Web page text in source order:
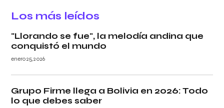
Los más leídos
"Llorando se fue", la melodía andina que
conquistó el mundo
enero 25, 2026
Grupo Firme llega a Bolivia en 2026: Todo
lo que debes saber